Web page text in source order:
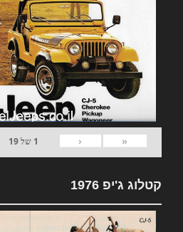
«
‹
1 של19
קטלוג ג'יפ 1976